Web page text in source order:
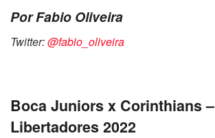
Por Fabio Oliveira
Twitter:@fabio_oliveira
Boca Juniors x Corinthians –
Libertadores 2022